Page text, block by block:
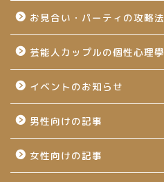
お見合い・パーティの攻略法
芸能人カップルの個性心理學
イベントのお知らせ
男性向けの記事
女性向けの記事